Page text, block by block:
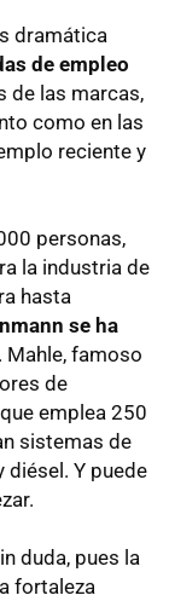
dramática
de empleo
de las marcas,
como en las
reciente y
personas,
la industria de
hasta
se ha
. Mahle, famoso
de
emplea 250
sistemas de
Y puede
duda, pues la
fortaleza